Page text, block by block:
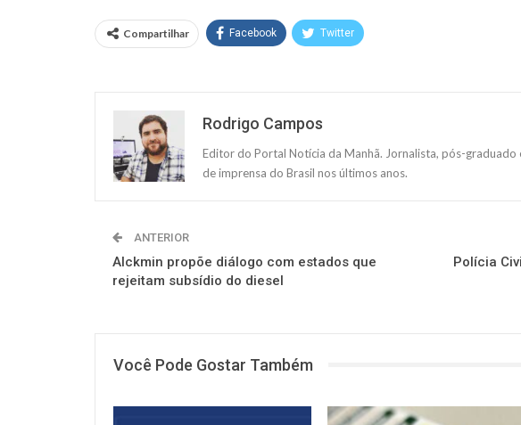
Compartilhar Facebook Twitter
Rodrigo Campos
Editor do Portal Notícia da Manhã. Jornalista, pós-graduado
de imprensa do Brasil nos últimos anos.
ANTERIOR
Alckmin propõe diálogo com estados que
rejeitam subsídio do diesel
Polícia
Você Pode Gostar Também
NOTÍCIAS